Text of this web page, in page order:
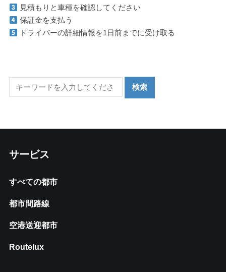
見積もりと車種を確認してください
保証金を支払う
ドライバーの詳細情報を1日前までに受け取る
サービス
すべての都市
都市間路線
空港送迎都市
Routelux